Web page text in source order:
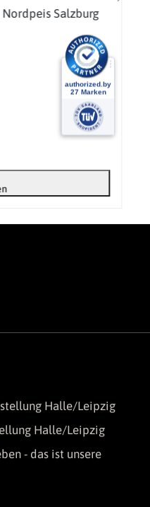
Salzburg
Halle/Leipzig
Halle/Leipzig
- das ist unsere